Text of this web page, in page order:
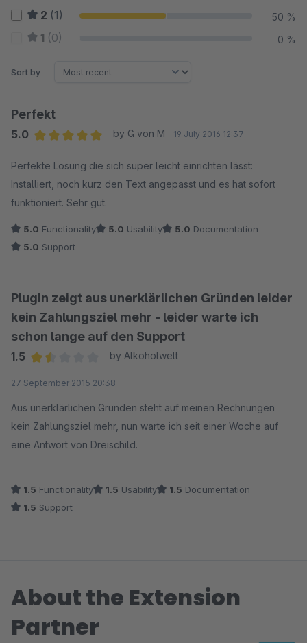
2 (1) 50 %
1 (0) 0 %
Sort by
Perfekt
5.0
by G von M 19 July 2016 12:37
Perfekte Lösung die sich super leicht einrichten lässt:
Installiert, noch kurz den Text angepasst und es hat sofort
funktioniert. Sehr gut.
5.0 Functionality 5.0 Usability 5.0 Documentation
5.0 Support
PlugIn zeigt aus unerklärlichen Gründen leider
kein Zahlungsziel mehr - leider warte ich
schon lange auf den Support
1.5
by Alkoholwelt
27 September 2015 20:38
Aus unerklärlichen Gründen steht auf meinen Rechnungen
kein Zahlungsziel mehr, nun warte ich seit einer Woche auf
eine Antwort von Dreischild.
1.5 Functionality 1.5 Usability 1.5 Documentation
1.5 Support
About the Extension
Partner